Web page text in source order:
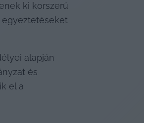
ki korszerű
egyeztetéseket
alapján
és
el a